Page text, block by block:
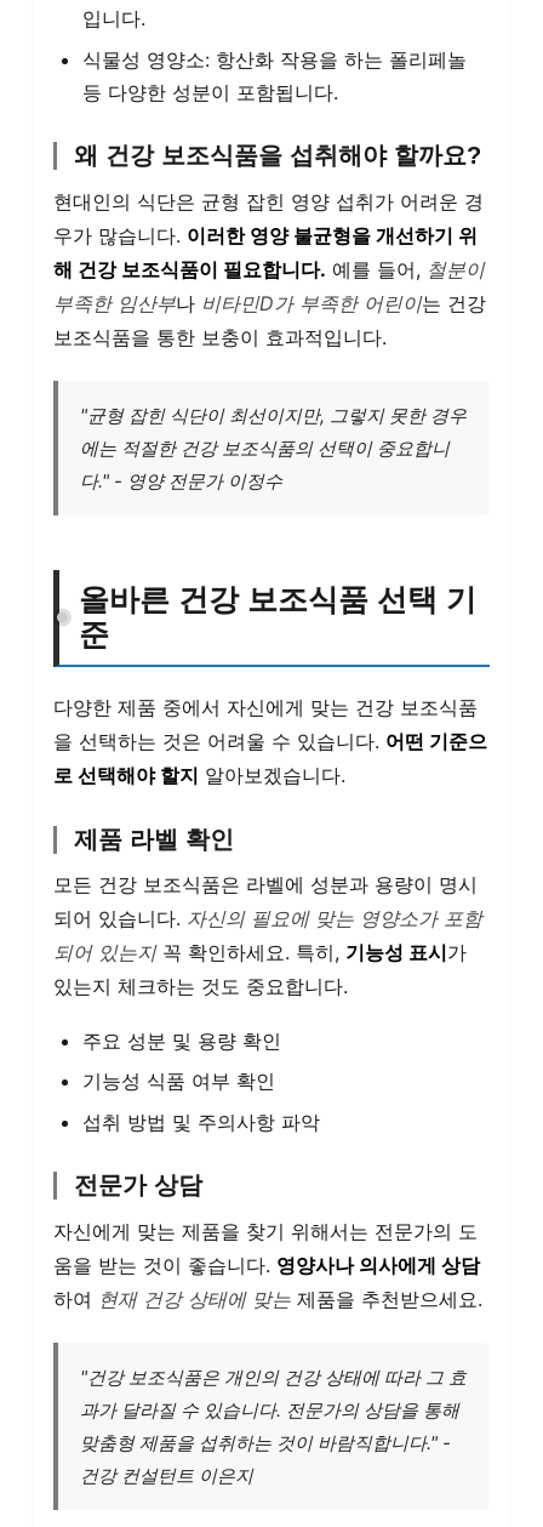
입니다.
식물성 영양소: 항산화 작용을 하는 폴리페놀
등 다양한 성분이 포함됩니다.
왜 건강 보조식품을 섭취해야 할까요?
현대인의 식단은 균형 잡힌 영양 섭취가 어려운 경
우가 많습니다. 이러한 영양 불균형을 개선하기 위
해 건강 보조식품이 필요합니다. 예를 들어, 철분이
부족한 임산부나 비타민D가 부족한 어린이는 건강
보조식품을 통한 보충이 효과적입니다.
"균형 잡힌 식단이 최선이지만, 그렇지 못한 경우
에는 적절한 건강 보조식품의 선택이 중요합니
다." - 영양 전문가 이정수
올바른 건강 보조식품 선택 기
준
다양한 제품 중에서 자신에게 맞는 건강 보조식품
을 선택하는 것은 어려울 수 있습니다. 어떤 기준으
로 선택해야 할지 알아보겠습니다.
제품 라벨 확인
모든 건강 보조식품은 라벨에 성분과 용량이 명시
되어 있습니다. 자신의 필요에 맞는 영양소가 포함
되어 있는지꼭 확인하세요. 특히, 기능성 표시가
있는지 체크하는 것도 중요합니다.
주요 성분 및 용량 확인
기능성 식품 여부 확인
섭취 방법 및 주의사항 파악
전문가 상담
자신에게 맞는 제품을 찾기 위해서는 전문가의 도
움을 받는 것이 좋습니다. 영양사나 의사에게 상담
하여 현재 건강 상태에 맞는 제품을 추천받으세요.
"건강 보조식품은 개인의 건강 상태에 따라 그 효
과가 달라질 수 있습니다. 전문가의 상담을 통해
맞춤형 제품을 섭취하는 것이 바람직합니다." -
건강 컨설턴트 이은지